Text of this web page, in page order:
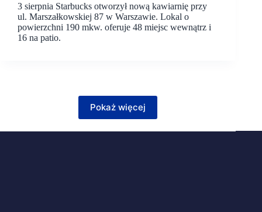
3 sierpnia Starbucks otworzył nową kawiarnię przy
ul. Marszałkowskiej 87 w Warszawie. Lokal o
powierzchni 190 mkw. oferuje 48 miejsc wewnątrz i
16 na patio.
Pokaż więcej